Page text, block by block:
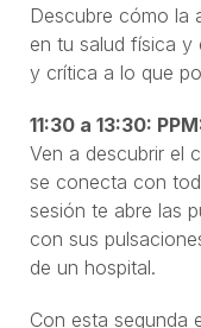
Descubre cómo la
en tu salud física y
y crítica a lo que
11:30 a 13:30:
Ven a descubrir el
se conecta con
sesión te abre las
con sus
de un hospital.
Con esta segunda